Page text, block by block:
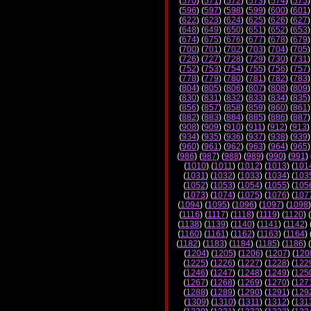
(596) (597) (598) (599) (600) (601
(622) (623) (624) (625) (626) (627
(648) (649) (650) (651) (652) (653
(674) (675) (676) (677) (678) (679
(700) (701) (702) (703) (704) (705
(726) (727) (728) (729) (730) (731
(752) (753) (754) (755) (756) (757
(778) (779) (780) (781) (782) (783
(804) (805) (806) (807) (808) (809
(830) (831) (832) (833) (834) (835
(856) (857) (858) (859) (860) (861
(882) (883) (884) (885) (886) (887
(908) (909) (910) (911) (912) (913)
(934) (935) (936) (937) (938) (939
(960) (961) (962) (963) (964) (965
(986) (987) (988) (989) (990) (991)
(1010) (1011) (1012) (1013) (
(1031) (1032) (1033) (1034) (
(1052) (1053) (1054) (1055) (
(1073) (1074) (1075) (1076) (
(1094) (1095) (1096) (1097) (1098
(1116) (1117) (1118) (1119) (1120) (
(1138) (1139) (1140) (1141) (1142)
(1160) (1161) (1162) (1163) (1164)
(1182) (1183) (1184) (1185) (1186) (
(1204) (1205) (1206) (1207) (
(1225) (1226) (1227) (1228) (
(1246) (1247) (1248) (1249) (
(1267) (1268) (1269) (1270) (
(1288) (1289) (1290) (1291) (
(1309) (1310) (1311) (1312) (